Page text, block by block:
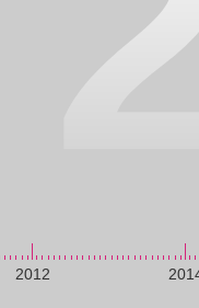
2012